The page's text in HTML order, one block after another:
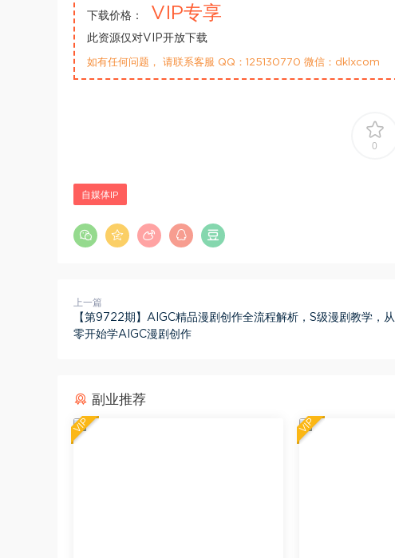
下载价格： VIP专享
此资源仅对VIP开放下载
如有任何问题， 请联系客服 QQ：125130770 微信：dklxcom
0
自媒体IP
上一篇
【第9722期】AIGC精品漫剧创作全流程解析，S级漫剧教学，从
零开始学AIGC漫剧创作
副业推荐
VIP VIP